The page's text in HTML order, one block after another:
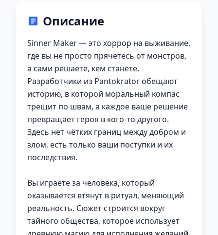
Описание
Sinner Maker — это хоррор на выживание,
где вы не просто прячетесь от монстров,
а сами решаете, кем станете.
Разработчики из Pantokrator обещают
историю, в которой моральный компас
трещит по швам, а каждое ваше решение
превращает героя в кого-то другого.
Здесь нет чётких границ между добром и
злом, есть только ваши поступки и их
последствия.
Вы играете за человека, который
оказывается втянут в ритуал, меняющий
реальность. Сюжет строится вокруг
тайного общества, которое использует